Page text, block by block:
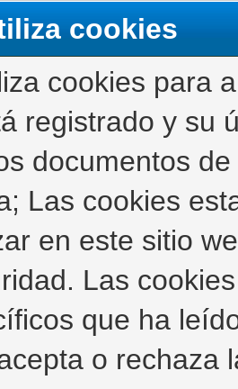
cookies
cookies para
registrado y su
documentos
Las cookies
en este sitio
Las
que ha
o rechaza